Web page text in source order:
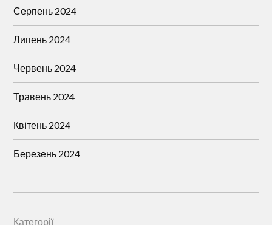
Серпень 2024
Липень 2024
Червень 2024
Травень 2024
Квітень 2024
Березень 2024
Категорії